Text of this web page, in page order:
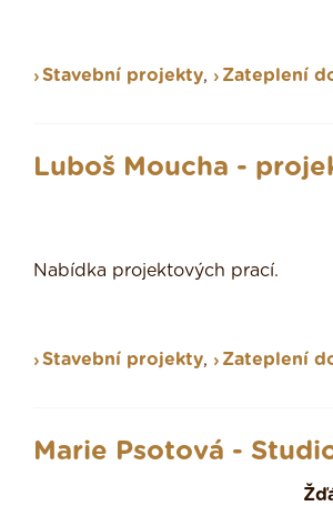
Stavební projekty, Zateplení
Luboš Moucha -
Nabídka projektových prací.
Stavební projekty, Zateplení
Marie Psotová -